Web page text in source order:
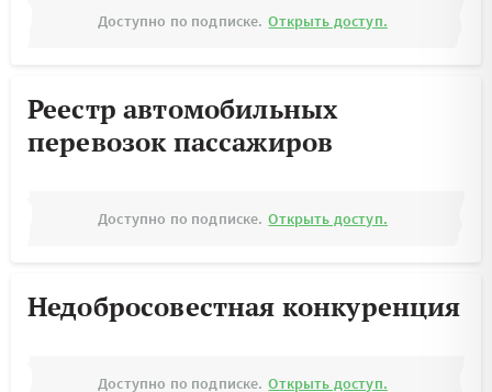
Доступно по подписке. Открыть доступ.
Реестр автомобильных
перевозок пассажиров
Доступно по подписке. Открыть доступ.
Недобросовестная конкуренция
Доступно по подписке. Открыть доступ.